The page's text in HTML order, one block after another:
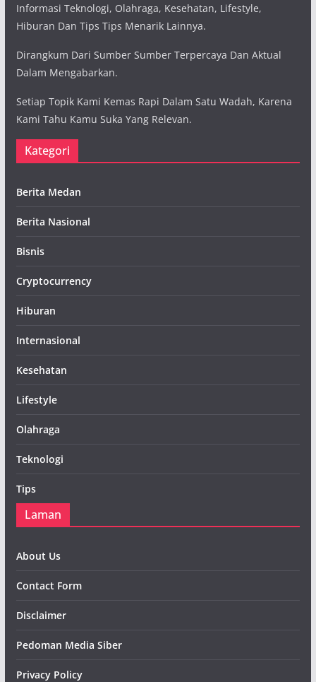
Informasi Teknologi, Olahraga, Kesehatan, Lifestyle,
Hiburan Dan Tips Tips Menarik Lainnya.
Dirangkum Dari Sumber Sumber Terpercaya Dan Aktual
Dalam Mengabarkan.
Setiap Topik Kami Kemas Rapi Dalam Satu Wadah, Karena
Kami Tahu Kamu Suka Yang Relevan.
Kategori
Berita Medan
Berita Nasional
Bisnis
Cryptocurrency
Hiburan
Internasional
Kesehatan
Lifestyle
Olahraga
Teknologi
Tips
Laman
About Us
Contact Form
Disclaimer
Pedoman Media Siber
Privacy Policy